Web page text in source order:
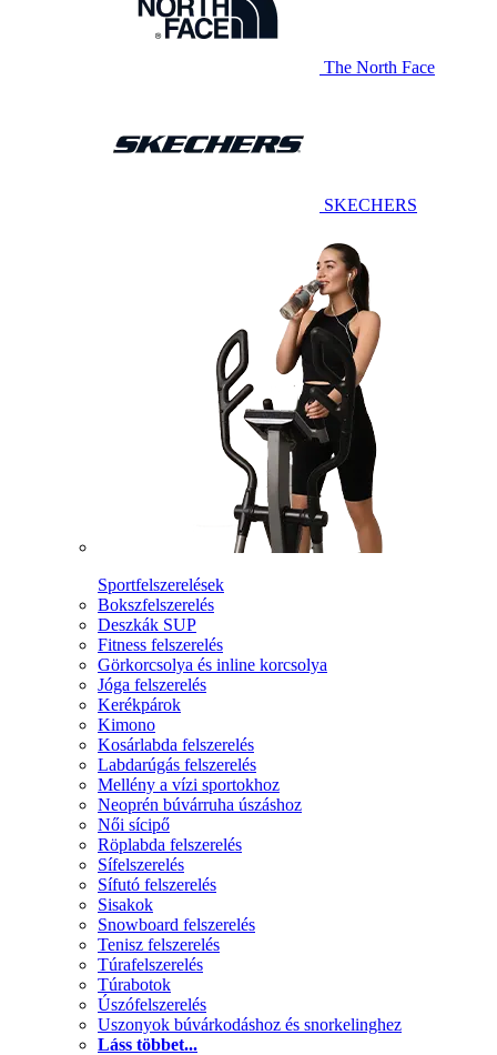
The North Face
SKECHERS
Sportfelszerelések
Bokszfelszerelés
Deszkák SUP
Fitness felszerelés
Görkorcsolya és inline korcsolya
Jóga felszerelés
Kerékpárok
Kimono
Kosárlabda felszerelés
Labdarúgás felszerelés
Mellény a vízi sportokhoz
Neoprén búvárruha úszáshoz
Női sícipő
Röplabda felszerelés
Sífelszerelés
Sífutó felszerelés
Sisakok
Snowboard felszerelés
Tenisz felszerelés
Túrafelszerelés
Túrabotok
Úszófelszerelés
Uszonyok búvárkodáshoz és snorkelinghez
Láss többet...